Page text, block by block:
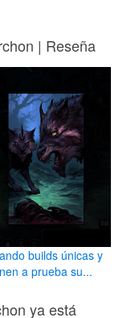
| Reseña
builds únicas y
a prueba su...
ya está